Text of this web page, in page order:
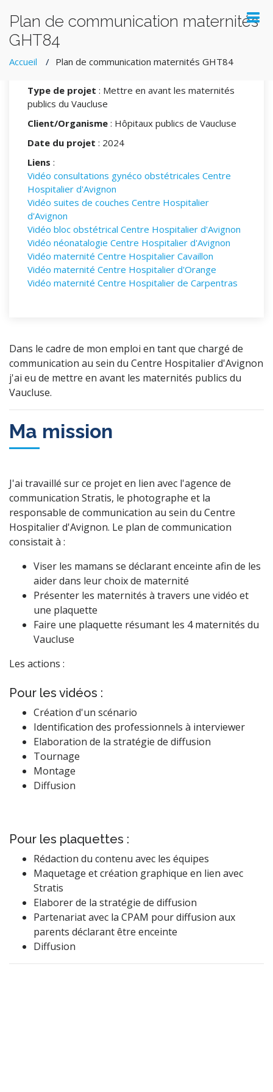
Plan de communication maternités
GHT84
Accueil Plan de communication maternités GHT84
Informations du Projet
Type de projet : Mettre en avant les maternités
publics du Vaucluse
Client/Organisme : Hôpitaux publics de Vaucluse
Date du projet : 2024
Liens :
Vidéo consultations gynéco obstétricales Centre
Hospitalier d'Avignon
Vidéo suites de couches Centre Hospitalier
d'Avignon
Vidéo bloc obstétrical Centre Hospitalier d'Avignon
Vidéo néonatalogie Centre Hospitalier d'Avignon
Vidéo maternité Centre Hospitalier Cavaillon
Vidéo maternité Centre Hospitalier d'Orange
Vidéo maternité Centre Hospitalier de Carpentras
Détails du projet
Dans le cadre de mon emploi en tant que chargé de
communication au sein du Centre Hospitalier d'Avignon
j'ai eu de mettre en avant les maternités publics du
Vaucluse.
Ma mission
J'ai travaillé sur ce projet en lien avec l'agence de
communication Stratis, le photographe et la
responsable de communication au sein du Centre
Hospitalier d'Avignon. Le plan de communication
consistait à :
Viser les mamans se déclarant enceinte afin de les
aider dans leur choix de maternité
Présenter les maternités à travers une vidéo et
une plaquette
Faire une plaquette résumant les 4 maternités du
Vaucluse
Les actions :
Pour les vidéos :
Création d'un scénario
Identification des professionnels à interviewer
Elaboration de la stratégie de diffusion
Tournage
Montage
Diffusion
Pour les plaquettes :
Rédaction du contenu avec les équipes
Maquetage et création graphique en lien avec
Stratis
Elaborer de la stratégie de diffusion
Partenariat avec la CPAM pour diffusion aux
parents déclarant être enceinte
Diffusion